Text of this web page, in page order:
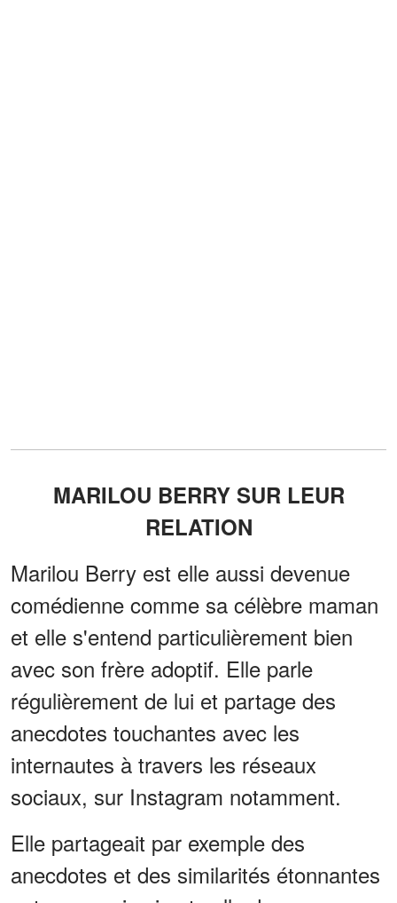
MARILOU BERRY SUR LEUR
RELATION
Marilou Berry est elle aussi devenue
comédienne comme sa célèbre maman
et elle s'entend particulièrement bien
avec son frère adoptif. Elle parle
régulièrement de lui et partage des
anecdotes touchantes avec les
internautes à travers les réseaux
sociaux, sur Instagram notamment.
Elle partageait par exemple des
anecdotes et des similarités étonnantes